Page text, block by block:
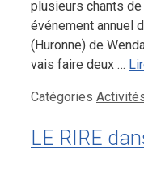
plusieurs chants
événement annuel
(Huronne) de
vais faire deux …
Catégories
LE RIRE